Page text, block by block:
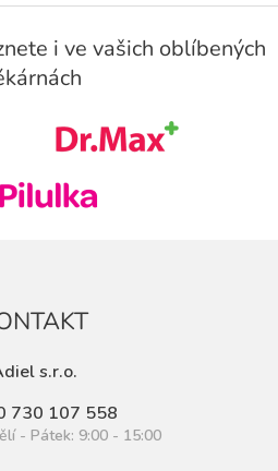
i ve vašich oblíbených
s.r.o.
730 107 558
- Pátek: 9:00 - 15:00